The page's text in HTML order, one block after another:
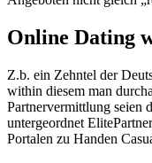
Online Dating
Z.b. ein Zehntel der
within diesem man
Partnervermittlung seien
untergeordnet
Portalen zu Handen